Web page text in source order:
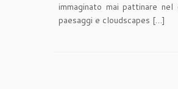
immaginato mai pattinare
paesaggi e cloudscapes […]